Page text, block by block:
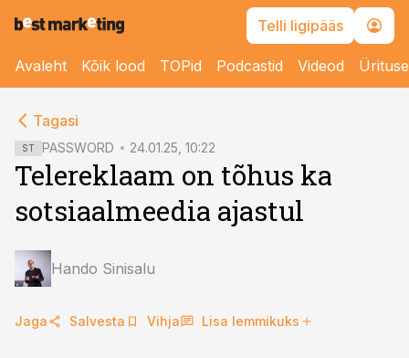
Telli ligipääs
Avaleht Kõik lood TOPid Podcastid Videod
Tagasi
ST PASSWORD 24.01.25, 10:22
Telereklaam on tõhus ka
sotsiaalmeedia ajastul
Hando Sinisalu
Jaga Salvesta Vihja Lisa lemmikuks